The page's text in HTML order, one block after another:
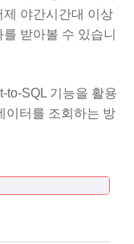
제 야간시간대 이상
받아볼 수 있습니
to-SQL 기능을 활용
이터를 조회하는 방